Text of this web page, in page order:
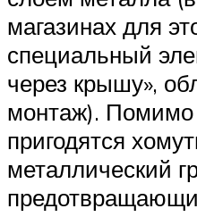
магазинах для
специальный
через крышу»,
монтаж). Помимо
пригодятся
металлический